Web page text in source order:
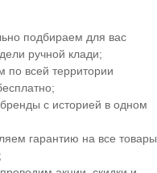
подбираем для вас
ручной клади;
по всей территории
с историей в одном
гарантию на все товары